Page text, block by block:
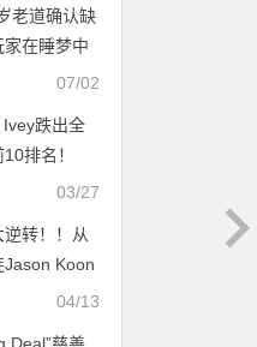
老道确认缺
在睡梦中
07/02
跌出全
排名！
03/27
逆转！！从
Koon
被打服！！
04/13